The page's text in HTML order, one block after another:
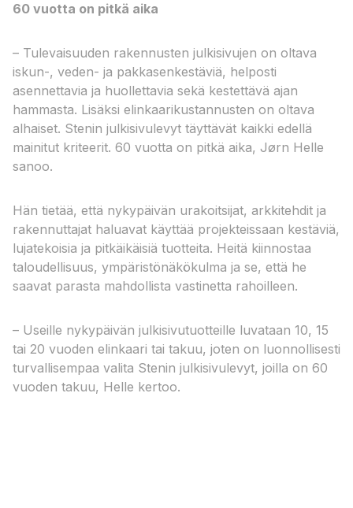
60 vuotta on pitkä aika
– Tulevaisuuden rakennusten julkisivujen on oltava
iskun-, veden- ja pakkasenkestäviä, helposti
asennettavia ja huollettavia sekä kestettävä ajan
hammasta. Lisäksi elinkaarikustannusten on oltava
alhaiset. Stenin julkisivulevyt täyttävät kaikki edellä
mainitut kriteerit. 60 vuotta on pitkä aika, Jørn Helle
sanoo.
Hän tietää, että nykypäivän urakoitsijat, arkkitehdit ja
rakennuttajat haluavat käyttää projekteissaan kestäviä,
lujatekoisia ja pitkäikäisiä tuotteita. Heitä kiinnostaa
taloudellisuus, ympäristönäkökulma ja se, että he
saavat parasta mahdollista vastinetta rahoilleen.
– Useille nykypäivän julkisivutuotteille luvataan 10, 15
tai 20 vuoden elinkaari tai takuu, joten on luonnollisesti
turvallisempaa valita Stenin julkisivulevyt, joilla on 60
vuoden takuu, Helle kertoo.